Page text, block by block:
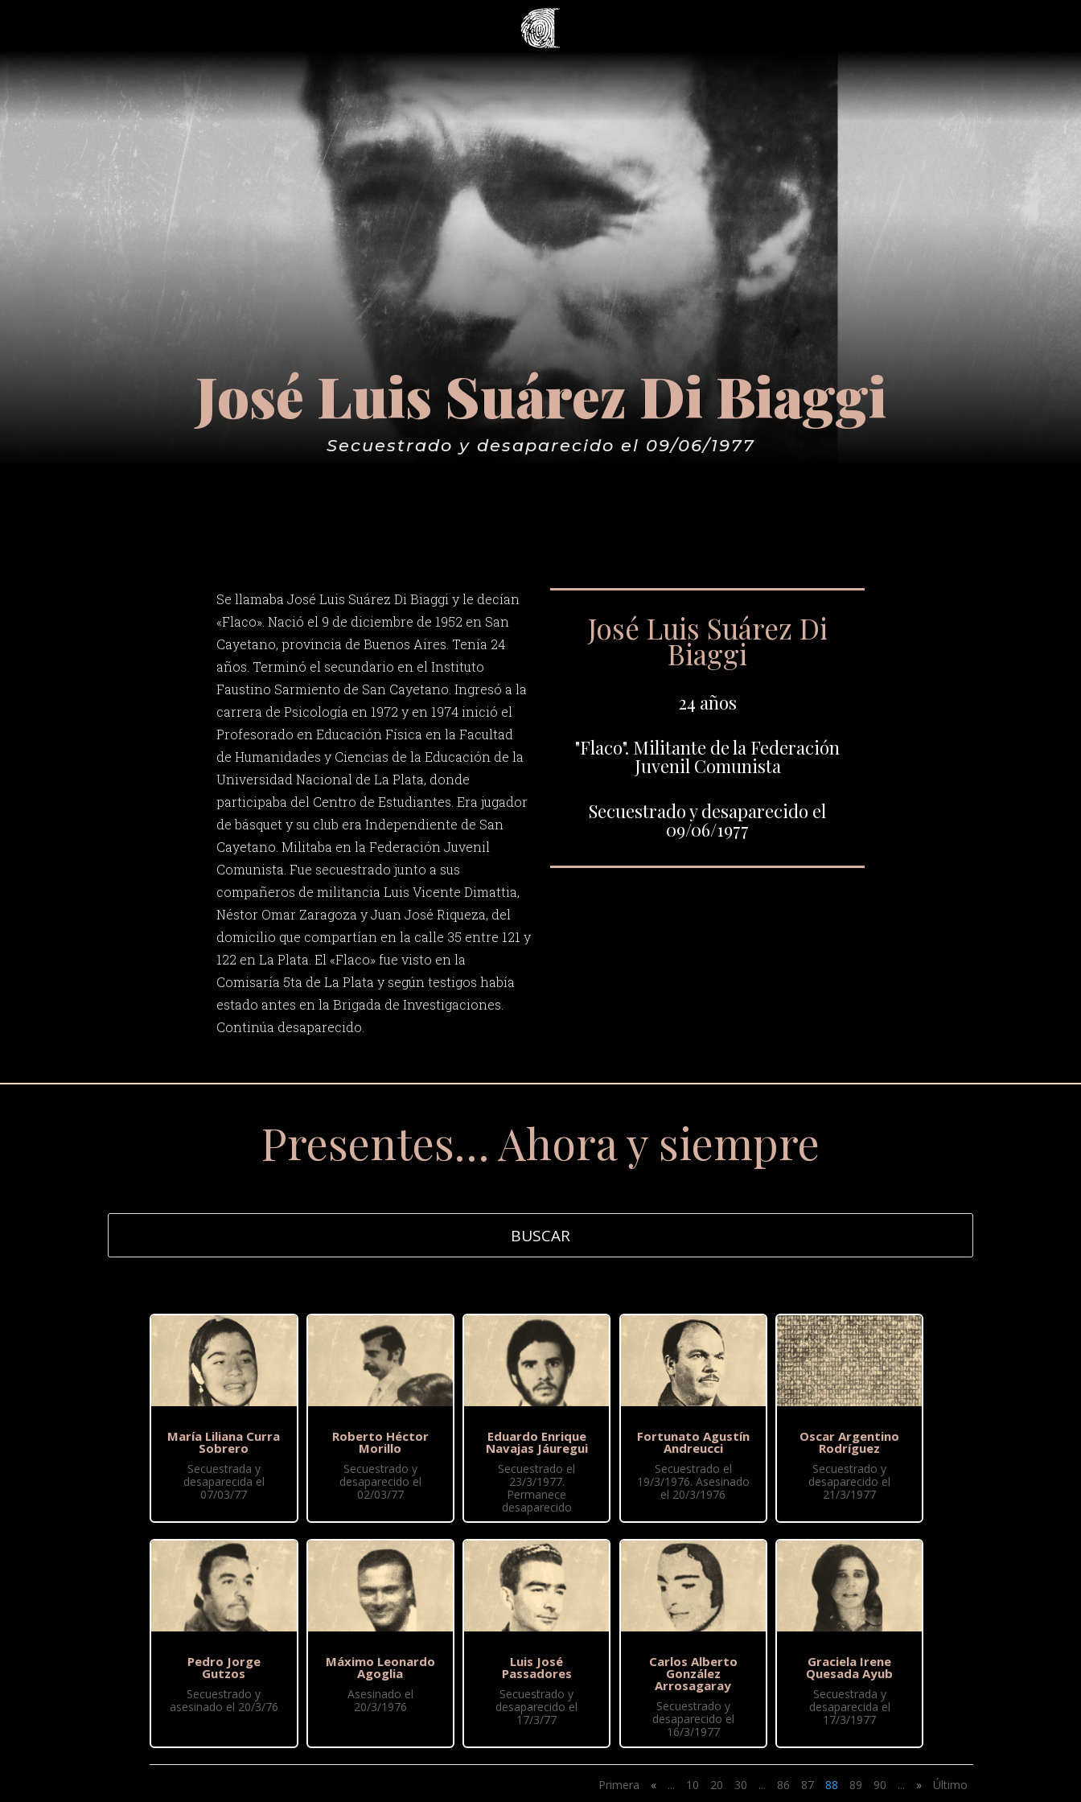
José Luis Suárez Di Biaggi
Secuestrado y desaparecido el 09/06/1977
Se llamaba José Luis Suárez Di Biaggi y le decían
«Flaco». Nació el 9 de diciembre de 1952 en San
Cayetano, provincia de Buenos Aires. Tenía 24
años. Terminó el secundario en el Instituto
Faustino Sarmiento de San Cayetano. Ingresó a la
carrera de Psicología en 1972 y en 1974 inició el
Profesorado en Educación Física en la Facultad
de Humanidades y Ciencias de la Educación de la
Universidad Nacional de La Plata, donde
participaba del Centro de Estudiantes. Era jugador
de básquet y su club era Independiente de San
Cayetano. Militaba en la Federación Juvenil
Comunista. Fue secuestrado junto a sus
compañeros de militancia Luis Vicente Dimattia,
Néstor Omar Zaragoza y Juan José Riqueza, del
domicilio que compartían en la calle 35 entre 121 y
122 en La Plata. El «Flaco» fue visto en la
Comisaría 5ta de La Plata y según testigos había
estado antes en la Brigada de Investigaciones.
Continúa desaparecido.
José Luis Suárez Di
Biaggi
24 años
"Flaco". Militante de la Federación
Juvenil Comunista
Secuestrado y desaparecido el
09/06/1977
Presentes… Ahora y siempre
María Liliana Curra
Sobrero
Secuestrada y
desaparecida el
07/03/77
Pedro Jorge
Gutzos
Secuestrado y
asesinado el 20/3/76
Roberto Héctor
Morillo
Secuestrado y
desaparecido el
02/03/77
Máximo Leonardo
Agoglia
Asesinado el
20/3/1976
Eduardo Enrique
Navajas Jáuregui
Secuestrado el
23/3/1977.
Permanece
desaparecido
Luis José
Passadores
Secuestrado y
desaparecido el
17/3/77
Fortunato Agustín
Andreucci
Secuestrado el
19/3/1976. Asesinado
el 20/3/1976
Carlos Alberto
González
Arrosagaray
Secuestrado y
desaparecido el
16/3/1977
Oscar Argentino
Rodríguez
Secuestrado y
desaparecido el
21/3/1977
Graciela Irene
Quesada Ayub
Secuestrada y
desaparecida el
17/3/1977
Primera « ... 10 20 30 ... 86 87 88 89 90 ... » Último